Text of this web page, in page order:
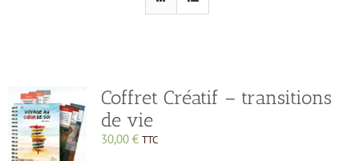
Coffret Créatif – transitions
de vie
30,00 € TTC